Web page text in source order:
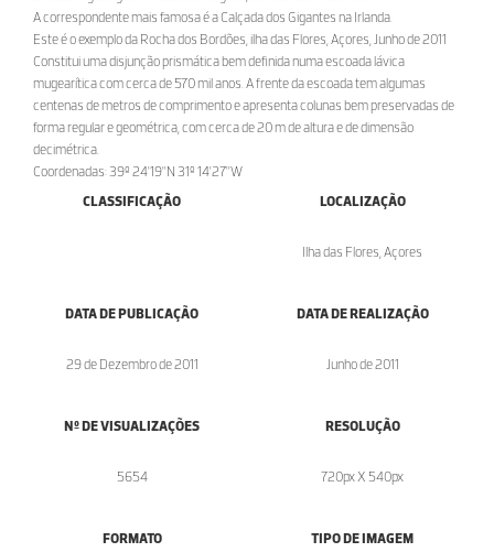
A correspondente mais famosa é a Calçada dos Gigantes na Irlanda.
Este é o exemplo da Rocha dos Bordões, ilha das Flores, Açores, Junho de 2011
Constitui uma disjunção prismática bem definida numa escoada lávica
mugearítica com cerca de 570 mil anos. A frente da escoada tem algumas
centenas de metros de comprimento e apresenta colunas bem preservadas de
forma regular e geométrica, com cerca de 20 m de altura e de dimensão
decimétrica.
Coordenadas: 39º 24'19''N 31º 14'27''W
CLASSIFICAÇÃO
LOCALIZAÇÃO
Ilha das Flores, Açores
DATA DE PUBLICAÇÃO
29 de Dezembro de 2011
DATA DE REALIZAÇÃO
Junho de 2011
Nº DE VISUALIZAÇÕES
5654
RESOLUÇÃO
720px X 540px
FORMATO TIPO DE IMAGEM